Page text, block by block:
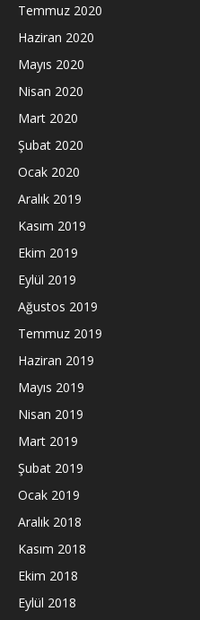
Temmuz 2020
Haziran 2020
Mayıs 2020
Nisan 2020
Mart 2020
Şubat 2020
Ocak 2020
Aralık 2019
Kasım 2019
Ekim 2019
Eylül 2019
Ağustos 2019
Temmuz 2019
Haziran 2019
Mayıs 2019
Nisan 2019
Mart 2019
Şubat 2019
Ocak 2019
Aralık 2018
Kasım 2018
Ekim 2018
Eylül 2018